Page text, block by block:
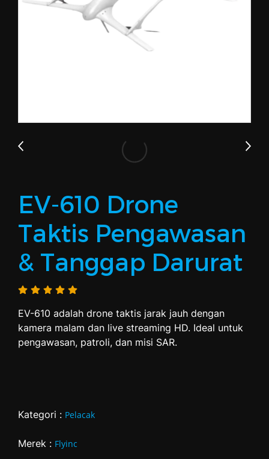
EV-610 Drone
Taktis Pengawasan
& Tanggap Darurat
EV-610 adalah drone taktis jarak jauh dengan
kamera malam dan live streaming HD. Ideal untuk
pengawasan, patroli, dan misi SAR.
Kategori : Pelacak
Merek : Flyinc